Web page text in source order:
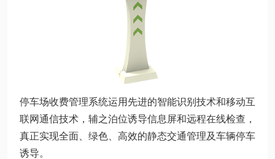
停车场收费管理系统运用先进的智能识别技术和移动互
联网通信技术，辅之泊位诱导信息屏和远程在线检查，
真正实现全面、绿色、高效的静态交通管理及车辆停车
诱导。